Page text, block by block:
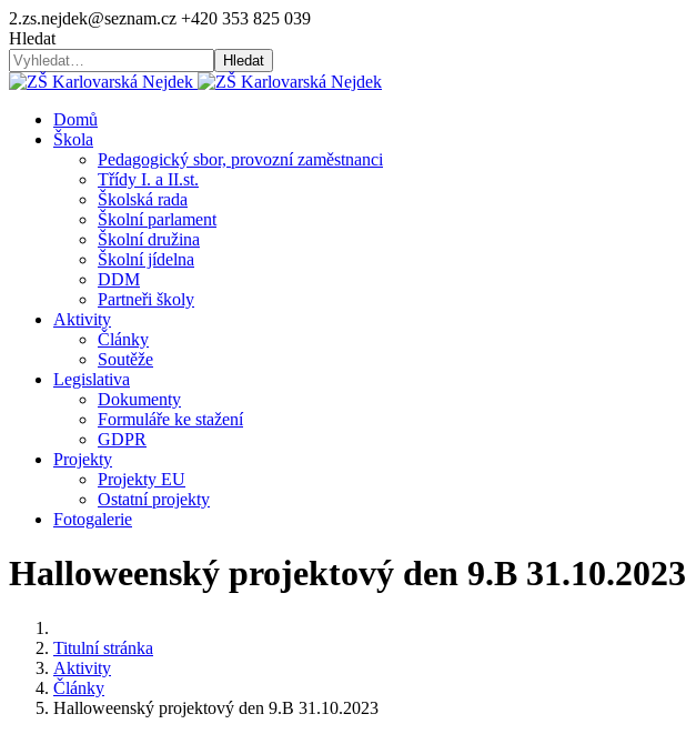
2.zs.nejdek@seznam.cz +420 353 825 039
Hledat
Hledat
Domů
Škola
Pedagogický sbor, provozní zaměstnanci
Třídy I. a II.st.
Školská rada
Školní parlament
Školní družina
Školní jídelna
DDM
Partneři školy
Aktivity
Články
Soutěže
Legislativa
Dokumenty
Formuláře ke stažení
GDPR
Projekty
Projekty EU
Ostatní projekty
Fotogalerie
Halloweenský projektový den 9.B 31.10.2023
Titulní stránka
Aktivity
Články
Halloweenský projektový den 9.B 31.10.2023